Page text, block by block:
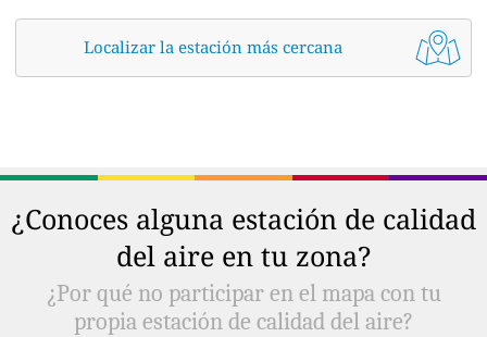
Localizar la estación más cercana
¿Conoces alguna estación de calidad
del aire en tu zona?
¿Por qué no participar en el mapa con tu
propia estación de calidad del aire?